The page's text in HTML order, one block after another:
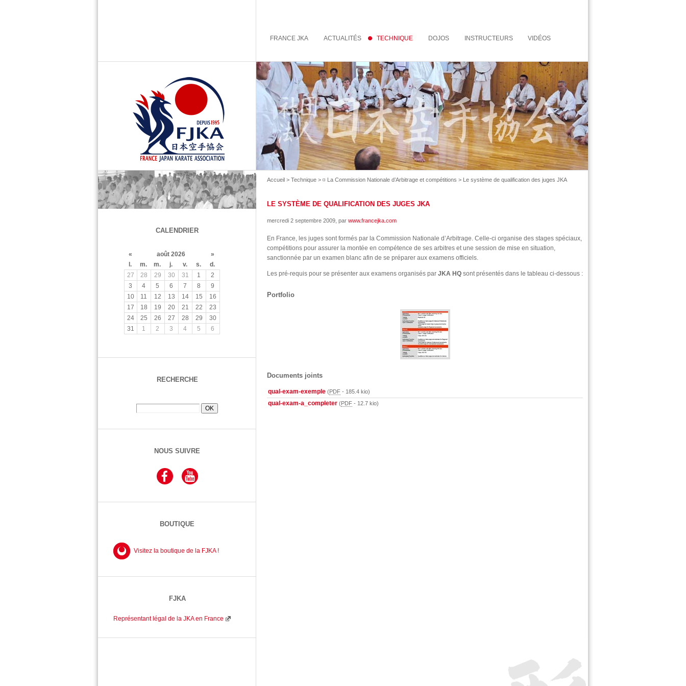
Accueil > Technique > ◽️ La Commission Nationale d’Arbitrage et compétitions > Le système de qualification des juges JKA
LE SYSTÈME DE QUALIFICATION DES JUGES JKA
mercredi 2 septembre 2009 , par www.francejka.com
En France, les juges sont formés par la Commission Nationale d’Arbitrage. Celle-ci organise des stages spéciaux,
compétitions pour assurer la montée en compétence de ses arbitres et une session de mise en situation,
sanctionnée par un examen blanc afin de se préparer aux examens officiels.
Les pré-requis pour se présenter aux examens organisés par JKA HQ sont présentés dans le tableau ci-dessous :
Portfolio
Documents joints
qual-exam-exemple (PDF - 185.4 kio)
qual-exam-a_completer (PDF - 12.7 kio)
FRANCE JKA ACTUALITÉS TECHNIQUE DOJOS INSTRUCTEURS VIDÉOS
CALENDRIER
« août 2026
»
l.
m. m. j. v. s.
d.
27
28 29 30 31 1
2
3
4 5 6 7 8
9
10
11 12 13 14 15
16
17
18 19 20 21 22
23
24
25 26 27 28 29
30
31
1 2 3 4 5 6
RECHERCHE
NOUS SUIVRE
BOUTIQUE
Visitez la boutique de la FJKA !
FJKA
Représentant légal de la JKA en France